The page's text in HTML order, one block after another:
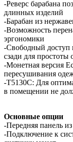
-Реверс барабана
длинных изделий
-Барабан из
-Возможность
эргономики
-Свободный доступ
сзади для простоты
-Монетная версия
пересушивания
-T5130C: Для
в помещении не
Основные опции
-Передняя панель
-Подключение к